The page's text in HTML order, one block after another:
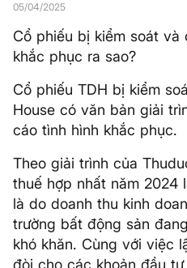
05/04/2025
Cổ phiếu bị kiểm soát và
khắc phục ra sao?
Cổ phiếu TDH bị kiểm
House có văn bản giải
cáo tình hình khắc phục.
Theo giải trình của
thuế hợp nhất năm 2024
là do doanh thu kinh
trường bất động sản
khó khăn. Cùng với việc
đòi cho các khoản đầu